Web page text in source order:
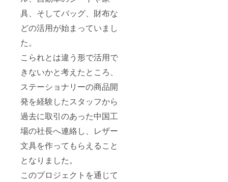
具、そしてバッグ、財布な
どの活用が始まっていまし
た。
こられとは違う形で活用で
きないかと考えたところ、
ステーショナリーの商品開
発を経験したスタッフから
過去に取引のあった中国工
場の社長へ連絡し、レザー
文具を作ってもらえること
となりました。
このプロジェクトを通じて